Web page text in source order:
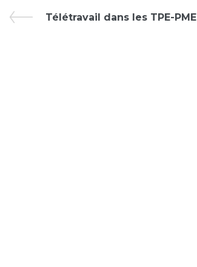
Télétravail dans les TPE-PME